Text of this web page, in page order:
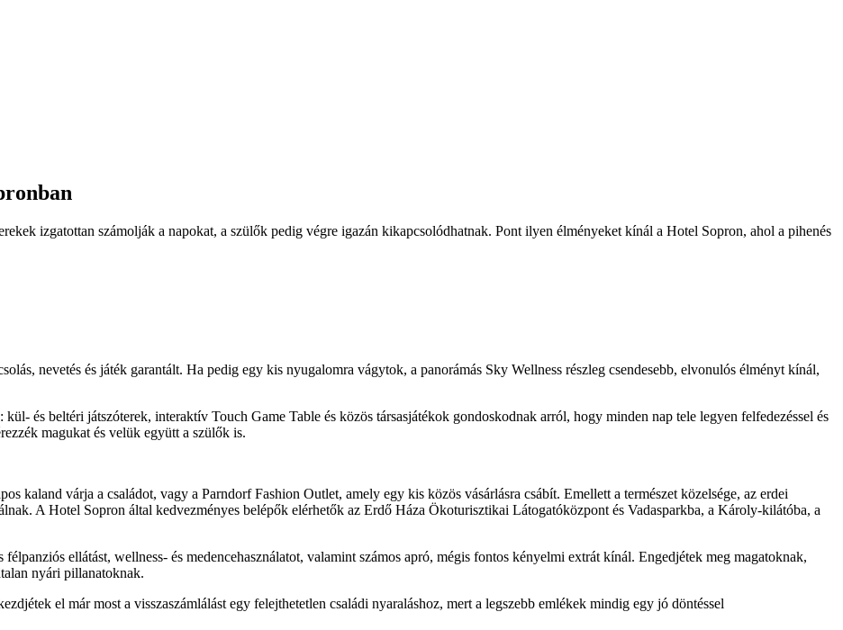
izgatottan számolják a napokat, a szülők pedig végre igazán kikapcsolódhatnak. Pont ilyen élményeket kínál a Hotel Sopron, ahol a pihenés
nevetés és játék garantált. Ha pedig egy kis nyugalomra vágytok, a panorámás Sky Wellness részleg csendesebb, elvonulós élményt kínál,
és beltéri játszóterek, interaktív Touch Game Table és közös társasjátékok gondoskodnak arról, hogy minden nap tele legyen felfedezéssel és
magukat és velük együtt a szülők is.
kaland várja a családot, vagy a Parndorf Fashion Outlet, amely egy kis közös vásárlásra csábít. Emellett a természet közelsége, az erdei
A Hotel Sopron által kedvezményes belépők elérhetők az Erdő Háza Ökoturisztikai Látogatóközpont és Vadasparkba, a Károly-kilátóba, a
ellátást, wellness- és medencehasználatot, valamint számos apró, mégis fontos kényelmi extrát kínál. Engedjétek meg magatoknak,
nyári pillanatoknak.
el már most a visszaszámlálást egy felejthetetlen családi nyaraláshoz, mert a legszebb emlékek mindig egy jó döntéssel